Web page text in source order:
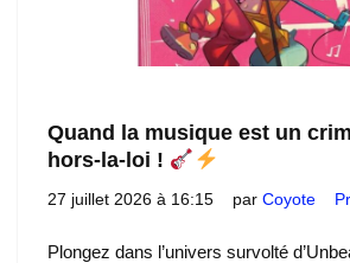
Quand la musique est un
hors-la-loi !
27 juillet 2026 à 16:15 par Coyote
Plongez dans l’univers survolté